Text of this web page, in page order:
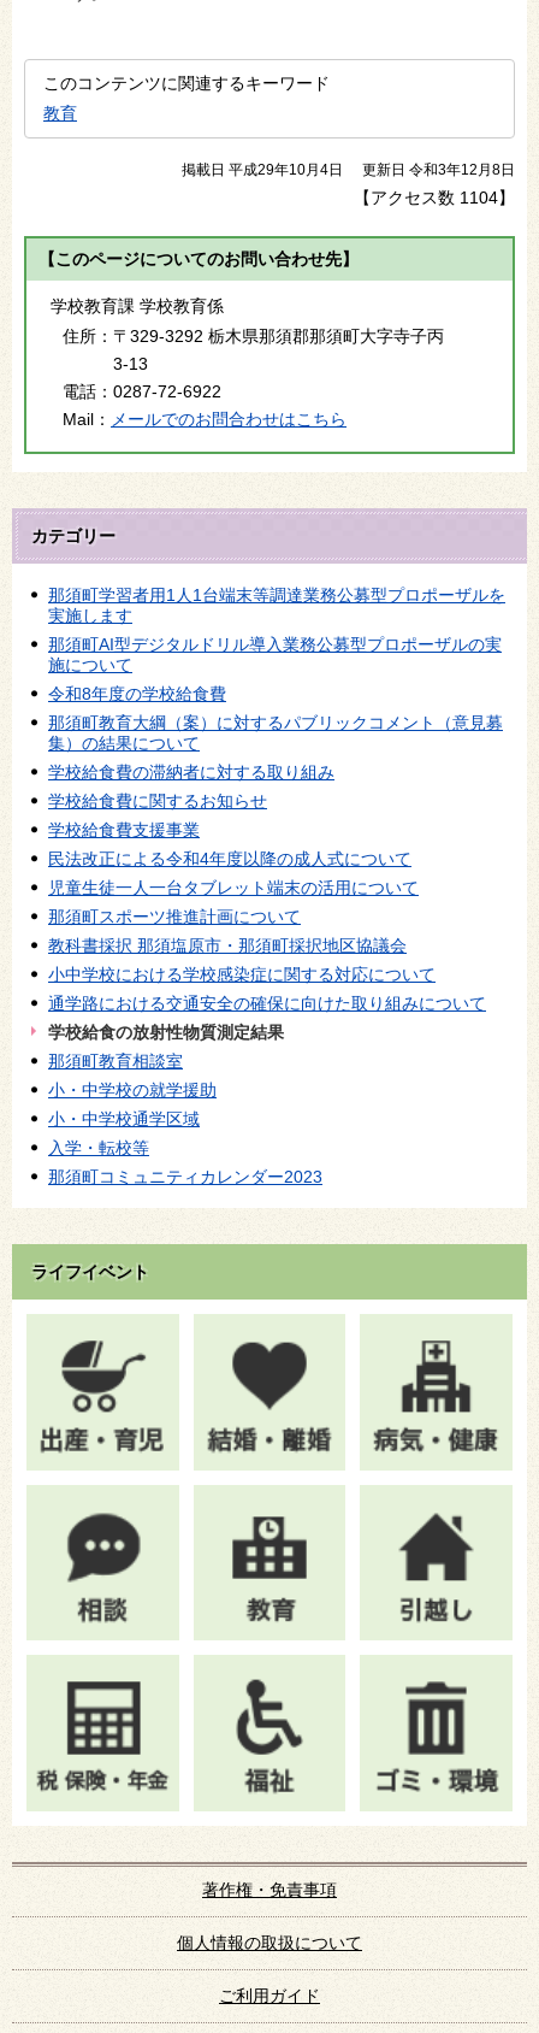
このコンテンツに関連するキーワード
教育
掲載日 平成29年10月4日 更新日 令和3年12月8日
【アクセス数 1104】
【このページについてのお問い合わせ先】
学校教育課 学校教育係
住所： 〒329-3292 栃木県那須郡那須町大字寺子丙
3-13
電話： 0287-72-6922
Mail：
メールでのお問合わせはこちら
カテゴリー
那須町学習者用1人1台端末等調達業務公募型プロポーザルを
実施します
那須町AI型デジタルドリル導入業務公募型プロポーザルの実
施について
令和8年度の学校給食費
那須町教育大綱（案）に対するパブリックコメント（意見募
集）の結果について
学校給食費の滞納者に対する取り組み
学校給食費に関するお知らせ
学校給食費支援事業
民法改正による令和4年度以降の成人式について
児童生徒一人一台タブレット端末の活用について
那須町スポーツ推進計画について
教科書採択 那須塩原市・那須町採択地区協議会
小中学校における学校感染症に関する対応について
通学路における交通安全の確保に向けた取り組みについて
学校給食の放射性物質測定結果
那須町教育相談室
小・中学校の就学援助
小・中学校通学区域
入学・転校等
那須町コミュニティカレンダー2023
ライフイベント
著作権・免責事項
個人情報の取扱について
ご利用ガイド